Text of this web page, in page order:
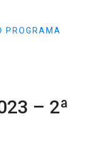
PROGRAMA
– 2ª